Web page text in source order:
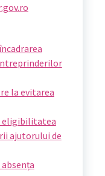
la evitarea
eligibilitatea
ajutorului de